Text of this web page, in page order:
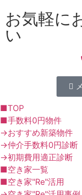
お気軽に
い
■TOP
■手数料0円物件
→おすすめ新築物件
→仲介手数料0円診断
→初期費用適正診断
■空き家一覧
■空き家"Re"活用